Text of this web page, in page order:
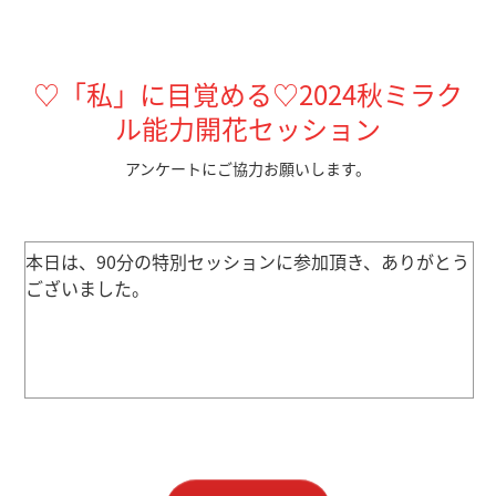
♡「私」に目覚める♡2024秋ミラク
ル能力開花セッション
アンケートにご協力お願いします。
本日は、90分の特別セッションに参加頂き、ありがとう
ございました。